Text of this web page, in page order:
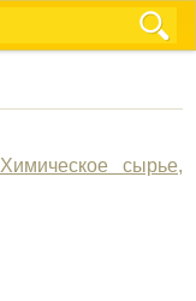
Химическое сырье,